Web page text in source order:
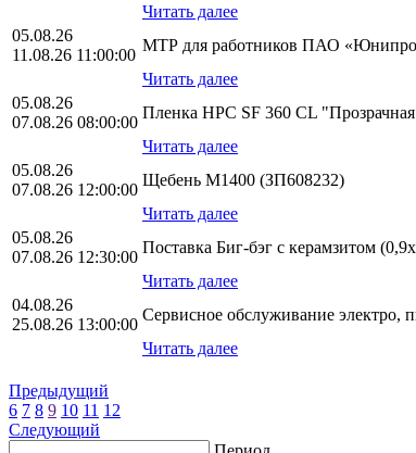
Читать далее
05.08.26
11.08.26 11:00:00
МТР для работников ПАО
Читать далее
05.08.26
07.08.26 08:00:00
Пленка HPС SF 360 CL
Читать далее
05.08.26
07.08.26 12:00:00
Щебень М1400 (ЗП608232)
Читать далее
05.08.26
07.08.26 12:30:00
Поставка Биг-бэг с керамзитом
Читать далее
04.08.26
25.08.26 13:00:00
Сервисное обслуживание
Читать далее
Предыдущий
6 7 8 9 10 11 12
Следующий